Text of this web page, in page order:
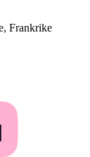
Frankrike